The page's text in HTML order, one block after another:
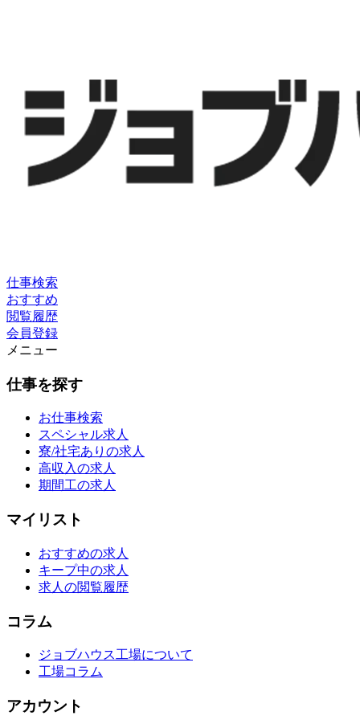
仕事検索
おすすめ
閲覧履歴
会員登録
メニュー
仕事を探す
お仕事検索
スペシャル求人
寮/社宅ありの求人
高収入の求人
期間工の求人
マイリスト
おすすめの求人
キープ中の求人
求人の閲覧履歴
コラム
ジョブハウス工場について
工場コラム
アカウント